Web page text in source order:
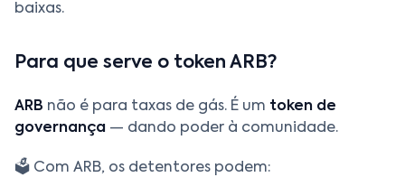
baixas.
Para que serve o token ARB?
ARB não é para taxas de gás. É um token de
governança — dando poder à comunidade.
🗳️ Com ARB, os detentores podem: